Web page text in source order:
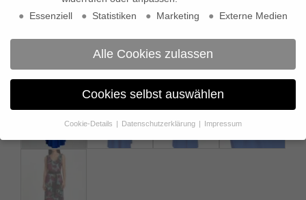
Essenziell
Statistiken Marketing Externe Medien
Alle Cookies zulassen
Cookies selbst auswählen
Cookie-Details Datenschutzerklärung Impressum
Datenschutzeinstellungen
Wenn Sie unter 16 Jahre alt sind und Ihre Zustimmung zu
freiwilligen Diensten geben möchten, müssen Sie Ihre
Erziehungsberechtigten um Erlaubnis bitten.